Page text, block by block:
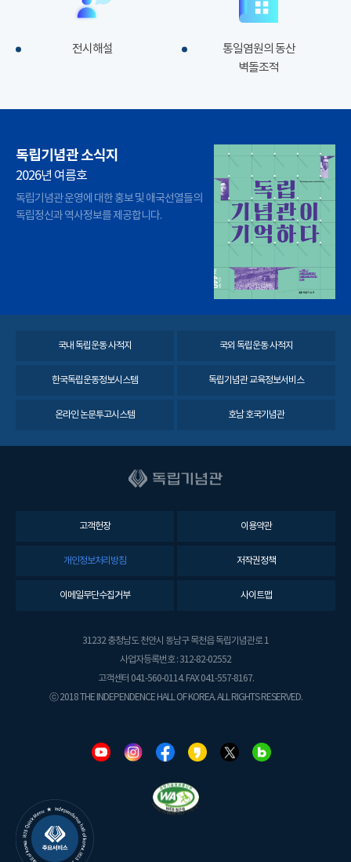
전시해설
통일염원의 동산
벽돌조적
독립기념관 소식지
2026년 여름호
독립기념관 운영에 대한 홍보 및 애국선열들의
독립정신과 역사정보를 제공합니다.
국내 독립운동 사적지 국외 독립운동 사적지
한국독립운동정보시스템 독립기념관 교육정보서비스
온라인 논문투고시스템 호남 호국기념관
고객헌장 이용약관
개인정보처리방침 저작권정책
이메일무단수집거부 사이트맵
31232 충청남도 천안시 동남구 목천읍 독립기념관로 1
사업자등록번호 : 312-82-02552
고객센터 041-560-0114. FAX 041-557-8167.
ⓒ 2018 THE INDEPENDENCE HALL OF KOREA. ALL RIGHTS RESERVED.